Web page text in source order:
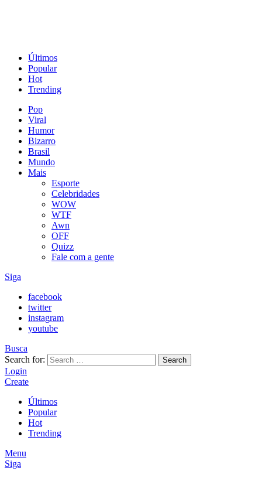
Últimos
Popular
Hot
Trending
Pop
Viral
Humor
Bizarro
Brasil
Mundo
Mais
Esporte
Celebridades
WOW
WTF
Awn
OFF
Quizz
Fale com a gente
Siga
facebook
twitter
instagram
youtube
Busca
Search for:
Search
Login
Create
Últimos
Popular
Hot
Trending
Menu
Siga